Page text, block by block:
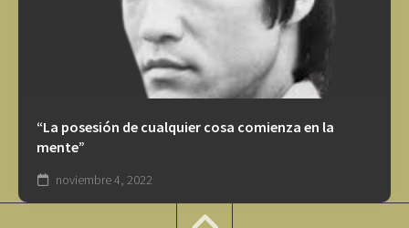
“La posesión de cualquier cosa comienza en la
mente”
noviembre 4, 2022